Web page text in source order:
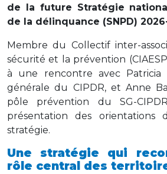
de la future Stratégie
de la délinquance (SNPD)
Membre du Collectif inter-
sécurité et la prévention
à une rencontre avec Patricia
générale du CIPDR, et Anne
pôle prévention du SG-
présentation des orientations
stratégie.
Une stratégie qui
rôle central des